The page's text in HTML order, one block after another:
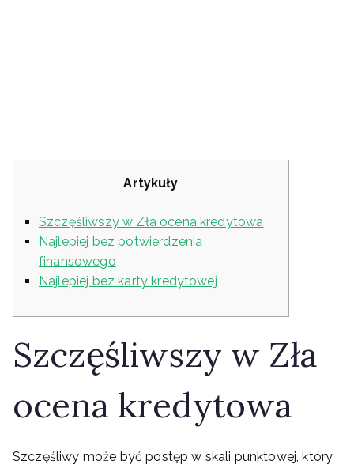
Artykuły
Szczęśliwszy w Zła ocena kredytowa
Najlepiej bez potwierdzenia
finansowego
Najlepiej bez karty kredytowej
Szczęśliwszy w Zła
ocena kredytowa
Szczęśliwy może być postęp w skali punktowej, który